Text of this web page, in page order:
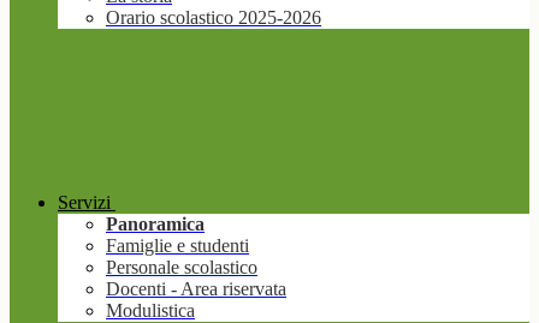
Orario scolastico 2025-2026
Servizi
Panoramica
Famiglie e studenti
Personale scolastico
Docenti - Area riservata
Modulistica